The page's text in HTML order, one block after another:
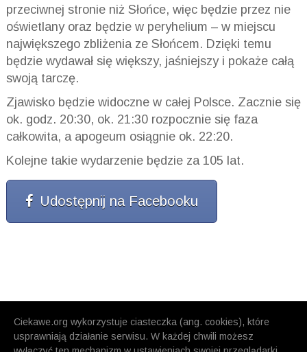
Ciekawe.org wykorzystuje ciasteczka (ang. cookies), które
usprawniają działanie serwisu. W każdej chwili możesz
przeciwnej stronie niż Słońce, więc będzie przez nie
oświetlany oraz będzie w peryhelium – wmiejscu
największego zbliżenia ze Słońcem. Dzięki temu
będzie wydawał się większy, jaśniejszyi pokaże całą
swoją tarczę.
Zjawisko będzie widoczne w całej Polsce. Zacznie się
ok. godz. 20:30, ok. 21:30 rozpocznie się faza
całkowita, a apogeum osiągnie ok. 22:20.
Kolejne takie wydarzenie będzie za 105 lat.
Udostępnij na Facebooku